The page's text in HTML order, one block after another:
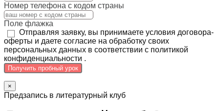
Номер телефона с кодом страны
Поле флажка
Отправляя заявку, вы принимаете условия договора-
оферты и даете согласие на обработку своих
персональных данных в соответствии с политикой
конфиденциальности .
Получить пробный урок
×
Предзапись в литературный клуб